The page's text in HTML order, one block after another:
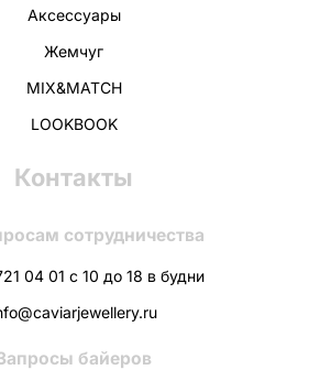
Аксессуары
Жемчуг
MIX&MATCH
LOOKBOOK
Контакты
сотрудничества
04 01 с 10 до 18 в будни
байеров